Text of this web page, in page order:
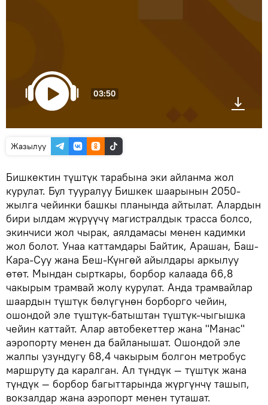
03:50
Жазылуу
Бишкектин түштүк тарабына эки айланма жол
курулат. Бул тууралуу Бишкек шаарынын 2050-
жылга чейинки башкы планында айтылат. Алардын
бири ылдам жүрүүчү магистралдык трасса болсо,
экинчиси жол чырак, аялдамасы менен кадимки
жол болот. Унаа каттамдары Байтик, Арашан, Баш-
Кара-Суу жана Беш-Күнгөй айылдары аркылуу
өтөт. Мындан сырткары, борбор калаада 66,8
чакырым трамвай жолу курулат. Анда трамвайлар
шаардын түштүк бөлүгүнөн борборго чейин,
ошондой эле түштүк-батыштан түштүк-чыгышка
чейин каттайт. Алар автобекеттер жана "Манас"
аэропорту менен да байланышат. Ошондой эле
жалпы узундугу 68,4 чакырым болгон метробус
маршруту да каралган. Ал түндүк — түштүк жана
түндүк — борбор багыттарында жүргүнчү ташып,
вокзалдар жана аэропорт менен туташат.